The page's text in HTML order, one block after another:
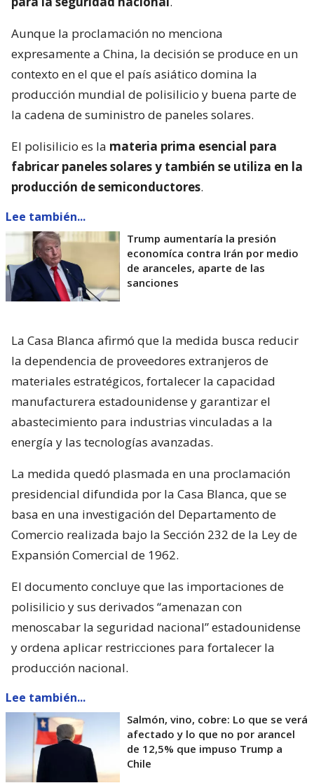
Aunque la proclamación no menciona
expresamente a China, la decisión se produce en un
contexto en el que el país asiático domina la
producción mundial de polisilicio y buena parte de
la cadena de suministro de paneles solares.
El polisilicio es la materia prima esencial para
fabricar paneles solares y también se utiliza en la
producción de semiconductores.
Lee también...
Trump aumentaría la presión
economíca contra Irán por medio
de aranceles, aparte de las
sanciones
La Casa Blanca afirmó que la medida busca reducir
la dependencia de proveedores extranjeros de
materiales estratégicos, fortalecer la capacidad
manufacturera estadounidense y garantizar el
abastecimiento para industrias vinculadas a la
energía y las tecnologías avanzadas.
La medida quedó plasmada en una proclamación
presidencial difundida por la Casa Blanca, que se
basa en una investigación del Departamento de
Comercio realizada bajo la Sección 232 de la Ley de
Expansión Comercial de 1962.
El documento concluye que las importaciones de
polisilicio y sus derivados “amenazan con
menoscabar la seguridad nacional” estadounidense
y ordena aplicar restricciones para fortalecer la
producción nacional.
Lee también...
Salmón, vino, cobre: Lo que se verá
afectado y lo que no por arancel
de 12,5% que impuso Trump a
Chile